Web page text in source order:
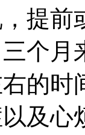
提
个
的时
及